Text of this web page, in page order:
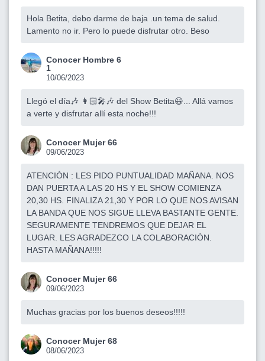
Hola Betita, debo darme de baja .un tema de salud.
Lamento no ir. Pero lo puede disfrutar otro. Beso
Conocer Hombre 6
1
10/06/2023
Llegó el día🎶 👩🏻‍🎤🎶 del Show Betita😃... Allá vamos
a verte y disfrutar allí esta noche!!!
Conocer Mujer 66
09/06/2023
ATENCIÓN : LES PIDO PUNTUALIDAD MAÑANA. NOS
DAN PUERTA A LAS 20 HS Y EL SHOW COMIENZA
20,30 HS. FINALIZA 21,30 Y POR LO QUE NOS AVISAN
LA BANDA QUE NOS SIGUE LLEVA BASTANTE GENTE.
SEGURAMENTE TENDREMOS QUE DEJAR EL
LUGAR. LES AGRADEZCO LA COLABORACIÓN.
HASTA MAÑANA!!!!!
Conocer Mujer 66
09/06/2023
Muchas gracias por los buenos deseos!!!!!
Conocer Mujer 68
08/06/2023